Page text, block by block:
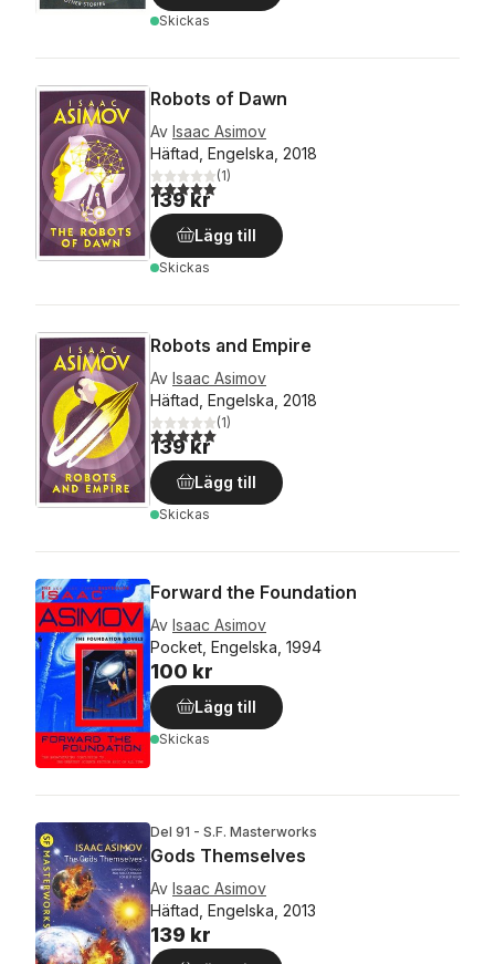
Skickas
Robots of Dawn
Av Isaac Asimov
Häftad, Engelska, 2018
5,0utav 5 stjärnor. Totalt antal röster:
(1)
139 kr
Lägg till
Skickas
Robots and Empire
Av Isaac Asimov
Häftad, Engelska, 2018
5,0utav 5 stjärnor. Totalt antal röster:
(1)
139 kr
Lägg till
Skickas
Forward the Foundation
Av Isaac Asimov
Pocket, Engelska, 1994
100 kr
Lägg till
Skickas
Del 91 - S.F. Masterworks
Gods Themselves
Av Isaac Asimov
Häftad, Engelska, 2013
139 kr